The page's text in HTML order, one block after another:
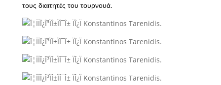
τους διαιτητές του τουρνουά.